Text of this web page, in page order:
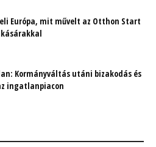
Európa, mit művelt az Otthon Start
Kormányváltás utáni bizakodás és
ingatlanpiacon
lát a cégekről